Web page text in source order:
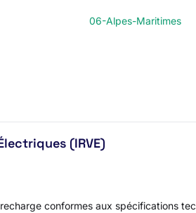
06-Alpes-Maritimes
(IRVE)
conformes aux spécifications